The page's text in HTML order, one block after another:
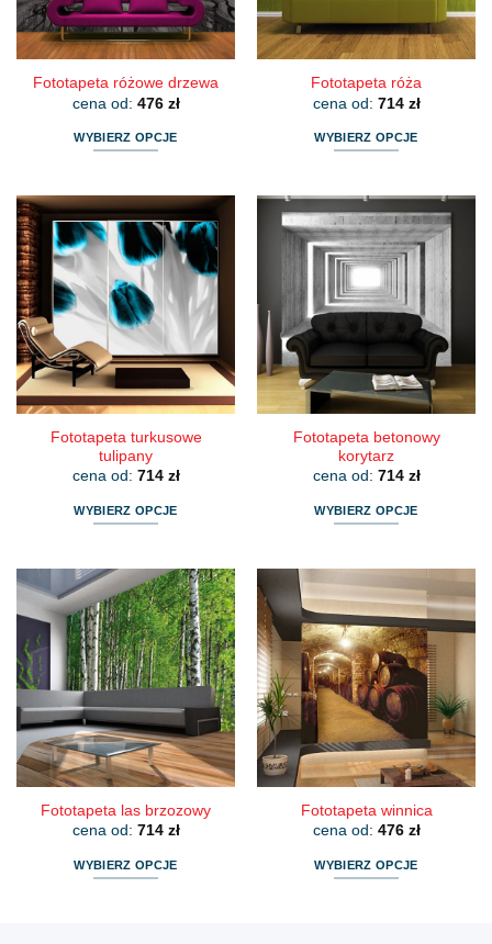
stronie
produktu
produktu
Fototapeta różowe drzewa
cena od: 476 zł
WYBIERZ OPCJE
ma
wiele
wariantów.
Opcje
można
wybrać
na
stronie
produktu
Fototapeta róża
cena od: 714 zł
WYBIERZ OPCJE
ma
wiele
wariantów.
można
na
stronie
produktu
Fototapeta turkusowe
tulipany
cena od: 714 zł
WYBIERZ OPCJE
ma
wiele
wariantów.
Opcje
można
na
stronie
produktu
Fototapeta betonowy
korytarz
cena od: 714 zł
WYBIERZ OPCJE
wiele
wariantów.
Opcje
można
wybrać
na
stronie
produktu
Fototapeta las brzozowy
cena od: 714 zł
WYBIERZ OPCJE
Fototapeta winnica
cena od: 476 zł
WYBIERZ OPCJE